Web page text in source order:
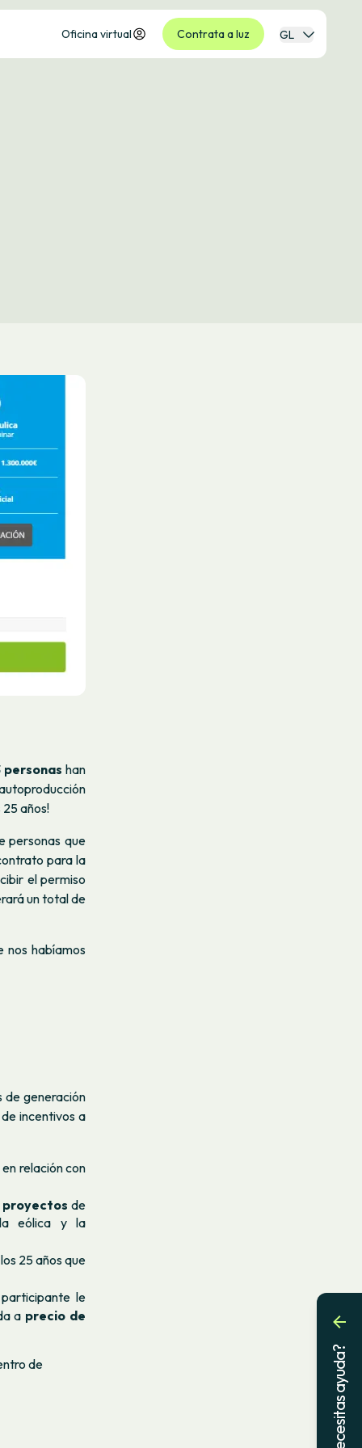
Oficina virtual Contrata a luz GL
personas han
años!
personas que
para la
el permiso
un total de
nos habíamos
de generación
incentivos a
relación con
proyectos de
la eólica y la
25 años que
le
a precio de
de
¿Necesitas ayuda?